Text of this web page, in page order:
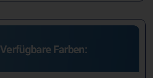
Verfügbare Farben: